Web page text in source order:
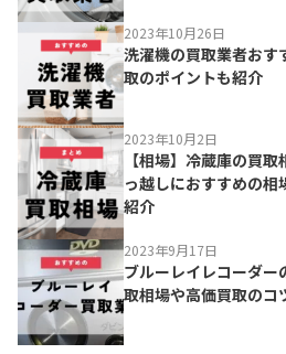
2023年10月26日
洗濯機の買取業者おす
取のポイントも紹介
2023年10月2日
【相場】冷蔵庫の買
っ越しにおすすめの
紹介
2023年9月17日
ブルーレイレコーダー
取相場や高価買取のコ